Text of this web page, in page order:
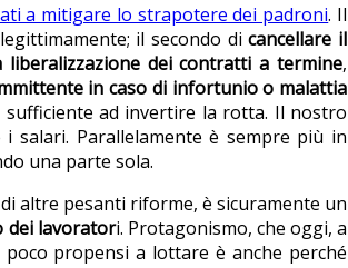
a mitigare lo strapotere dei padroni. Il
il secondo dicancellare il
liberalizzazione dei contratti a termine,
in caso di infortunio o malattia
ad invertire la rotta. Il nostro
Parallelamente è sempre più in
una parte sola.
altre pesanti riforme, è sicuramente un
dei lavoratori. Protagonismo, che oggi, a
propensi a lottare è anche perché